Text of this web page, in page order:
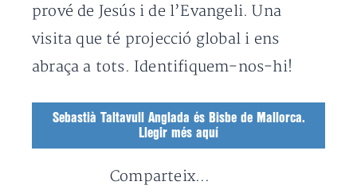
prové de Jesús i de l’Evangeli. Una
visita que té projecció global i ens
abraça a tots. Identifiquem-nos-hi!
Sebastià Taltavull Anglada és Bisbe de Mallorca.
Llegir més aquí
Comparteix...